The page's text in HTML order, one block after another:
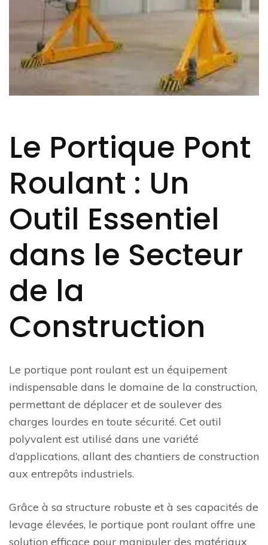
Le Portique Pont
Roulant : Un
Outil Essentiel
dans le Secteur
de la
Construction
Le portique pont roulant est un équipement
indispensable dans le domaine de la construction,
permettant de déplacer et de soulever des
charges lourdes en toute sécurité. Cet outil
polyvalent est utilisé dans une variété
d’applications, allant des chantiers de construction
aux entrepôts industriels.
Grâce à sa structure robuste et à ses capacités de
levage élevées, le portique pont roulant offre une
solution efficace pour manipuler des matériaux